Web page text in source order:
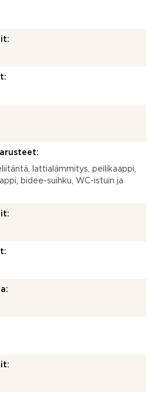
lattialämmitys, peilikaappi,
bidee-suihku, WC-istuin ja